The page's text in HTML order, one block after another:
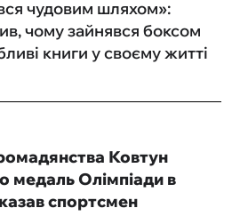
чудовим шляхом»:
чому зайнявся боксом
книги у своєму житті
Ковтун
медаль Олімпіади в
спортсмен